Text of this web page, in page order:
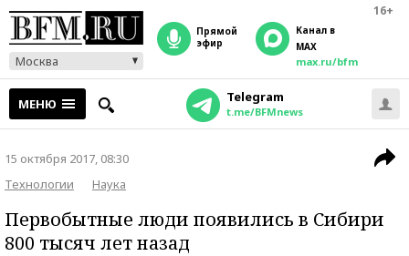
16+
Москва
прямой
эфир
Канал в
MAX
max.ru/bfm
МЕНЮ Telegram
t.me/BFMnews
15 октября 2017, 08:30
Технологии
Наука
Первобытные люди появились в Сибири
800 тысяч лет назад